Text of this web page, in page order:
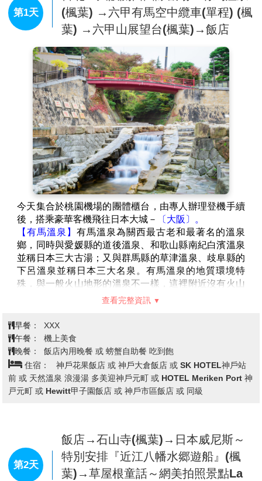
第1天
(楓葉) →六甲有馬空中纜車(單程) (楓
葉) →六甲山展望台(楓葉)→飯店
今天集合於桃園機場的團體櫃台，由專人辦理登機手續
後，搭乘豪華客機飛往日本大城－
〔大阪〕。
【有馬溫泉】 有馬溫泉為關西最古老和最著名的溫泉
鄉，同時與愛媛縣的道後溫泉、和歌山縣南紀白濱溫泉
並稱日本三大古湯；又與群馬縣的草津溫泉、歧阜縣的
下呂溫泉並稱日本三大名泉。有馬溫泉的地質環境特
殊，與一般火山地形的溫泉不一樣，這裡附近沒有火山
地形，但溫泉卻可以從地底下60公里處湧出，且有多種
日本及世界都是少見的現象。
【六甲山纜車&展望台】
就把六甲山頂和有馬溫泉相連,您可以一邊享受空中散步
一邊飽享六甲山的四季變化的表情和近距離觀賞六甲山
雄偉的自然等。
查看完整資訊
早餐：
XXX
午餐：
機上美食
晚餐：
飯店內用晚餐 或 螃蟹自助餐 吃到飽
住宿：
神戶花果飯店 或 神戶大倉飯店 或 SK HOTEL神戶站
前 或 天然溫泉 浪漫湯 多美迎神戶元町 或 HOTEL Meriken Port 神
戸元町 或 Hewitt甲子園飯店 或 神戶市區飯店 或 同級
第2天
飯店→石山寺(楓葉)→日本威尼斯～
特別安排『近江八幡水郷遊船』(楓
葉)→草屋根童話～網美拍照景點La